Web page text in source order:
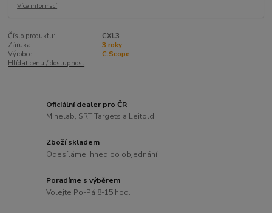
Více informací
Číslo produktu:
CXL3
Záruka:
3 roky
Výrobce:
C.Scope
Hlídat cenu / dostupnost
Oficiální dealer pro ČR
Minelab, SRT Targets a Leitold
Zboží skladem
Odesíláme ihned po objednání
Poradíme s výběrem
Volejte Po-Pá 8-15 hod.